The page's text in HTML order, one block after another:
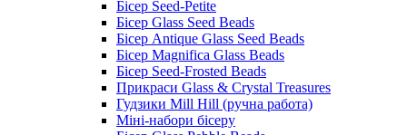
Бісер Seed-Petite
Бісер Glass Seed Beads
Бісер Antique Glass Seed Beads
Бісер Magnifica Glass Beads
Бісер Seed-Frosted Beads
Прикраси Glass & Crystal Treasures
Гудзики Mill Hill (ручна работа)
Міні-набори бісеру